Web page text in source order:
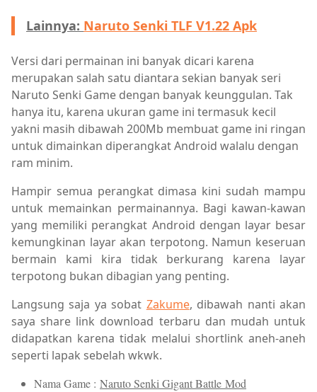
Lainnya: Naruto Senki TLF V1.22 Apk
Versi dari permainan ini banyak dicari karena
merupakan salah satu diantara sekian banyak seri
Naruto Senki Game dengan banyak keunggulan. Tak
hanya itu, karena ukuran game ini termasuk kecil
yakni masih dibawah 200Mb membuat game ini ringan
untuk dimainkan diperangkat Android walalu dengan
ram minim.
Hampir semua perangkat dimasa kini sudah mampu
untuk memainkan permainannya. Bagi kawan-kawan
yang memiliki perangkat Android dengan layar besar
kemungkinan layar akan terpotong. Namun keseruan
bermain kami kira tidak berkurang karena layar
terpotong bukan dibagian yang penting.
Langsung saja ya sobat Zakume, dibawah nanti akan
saya share link download terbaru dan mudah untuk
didapatkan karena tidak melalui shortlink aneh-aneh
seperti lapak sebelah wkwk.
Nama Game : Naruto Senki Gigant Battle Mod